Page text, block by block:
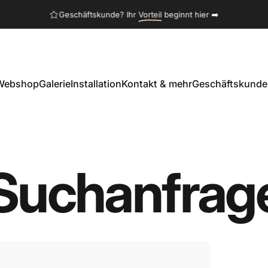
Geschäftskunde? IhrVorteilbeginnt hier ➡️
Rufen Sie uns an unter:+31 251 338 020
GalerieInstallationKontakt & mehr